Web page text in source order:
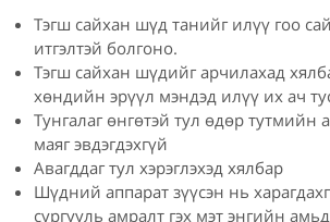
Тэгш сайхан шүд танийг илүү гоо
итгэлтэй болгоно.
Тэгш сайхан шүдийг арчилахад
хөндийн эрүүл мэндэд илүү их ач
Тунгалаг өнгөтэй тул өдөр тутмийн
маяг эвдэгдэхгүй
Авагддаг тул хэрэглэхэд хялбар
Шүдний аппарат зүүсэн нь
сургууль амралт гэх мэт энгийн